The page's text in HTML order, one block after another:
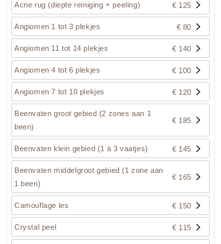
Acne rug (diepte reiniging + peeling) € 125
Angiomen 1 tot 3 plekjes € 80
Angiomen 11 tot 14 plekjes € 140
Angiomen 4 tot 6 plekjes € 100
Angiomen 7 tot 10 plekjes € 120
Beenvaten groot gebied (2 zones aan 1
been)
€ 185
Beenvaten klein gebied (1 à 3 vaatjes) € 145
Beenvaten middelgroot gebied (1 zone aan
1 been)
€ 165
Camouflage les € 150
Crystal peel € 115